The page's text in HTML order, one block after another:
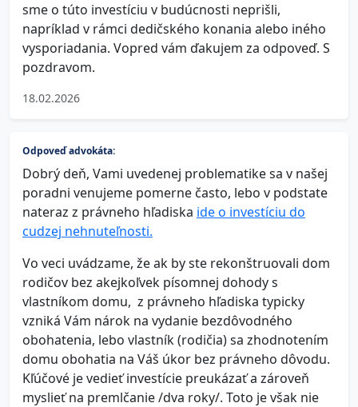
sme o túto investíciu v budúcnosti neprišli,
napríklad v rámci dedičského konania alebo iného
vysporiadania. Vopred vám ďakujem za odpoveď. S
pozdravom.
18.02.2026
Odpoveď advokáta:
Dobrý deň, Vami uvedenej problematike sa v našej
poradni venujeme pomerne často, lebo v podstate
nateraz z právneho hľadiska ide o investíciu do
cudzej nehnuteľnosti.
Vo veci uvádzame, že ak by ste rekonštruovali dom
rodičov bez akejkoľvek písomnej dohody s
vlastníkom domu, z právneho hľadiska typicky
vzniká Vám nárok na vydanie bezdôvodného
obohatenia, lebo vlastník (rodičia) sa zhodnotením
domu obohatia na Váš úkor bez právneho dôvodu.
Kľúčové je vedieť investície preukázať a zároveň
myslieť na premlčanie /dva roky/. Toto je však nie